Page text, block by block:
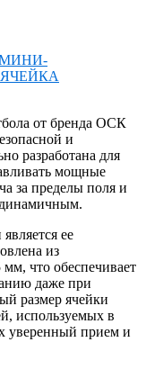
от бренда ОСК
и
разработана для
мощные
за пределы поля и
ее
из
что обеспечивает
даже при
размер ячейки
используемых в
уверенный прием и